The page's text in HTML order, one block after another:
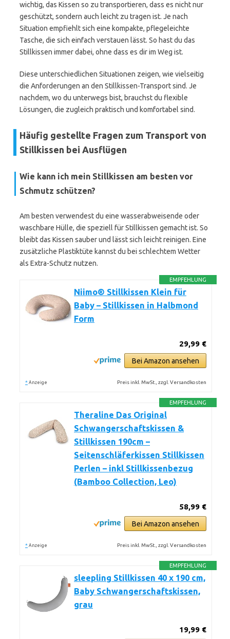
wichtig, das Kissen so zu transportieren, dass es nicht nur
geschützt, sondern auch leicht zu tragen ist. Je nach
Situation empfiehlt sich eine kompakte, pflegeleichte
Tasche, die sich einfach verstauen lässt. So hast du das
Stillkissen immer dabei, ohne dass es dir im Weg ist.
Diese unterschiedlichen Situationen zeigen, wie vielseitig
die Anforderungen an den Stillkissen-Transport sind. Je
nachdem, wo du unterwegs bist, brauchst du flexible
Lösungen, die zugleich praktisch und komfortabel sind.
Häufig gestellte Fragen zum Transport von
Stillkissen bei Ausflügen
Wie kann ich mein Stillkissen am besten vor
Schmutz schützen?
Am besten verwendest du eine wasserabweisende oder
waschbare Hülle, die speziell für Stillkissen gemacht ist. So
bleibt das Kissen sauber und lässt sich leicht reinigen. Eine
zusätzliche Plastiktüte kannst du bei schlechtem Wetter
als Extra-Schutz nutzen.
EMPFEHLUNG
Niimo® Stillkissen Klein für
Baby – Stillkissen in Halbmond
Form
29,99 €
Bei Amazon ansehen
* Anzeige Preis inkl. MwSt., zzgl. Versandkosten
EMPFEHLUNG
Theraline Das Original
Schwangerschaftskissen &
Stillkissen 190cm –
Seitenschläferkissen Stillkissen
Perlen – inkl Stillkissenbezug
(Bamboo Collection, Leo)
58,99 €
Bei Amazon ansehen
* Anzeige Preis inkl. MwSt., zzgl. Versandkosten
EMPFEHLUNG
sleepling Stillkissen 40 x 190 cm,
Baby Schwangerschaftskissen,
grau
19,99 €